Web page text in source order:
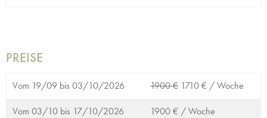
PREISE
Vom 19/09 bis 03/10/2026 1900 € 1710 € /Woche
Vom 03/10 bis 17/10/2026 1900 € /Woche